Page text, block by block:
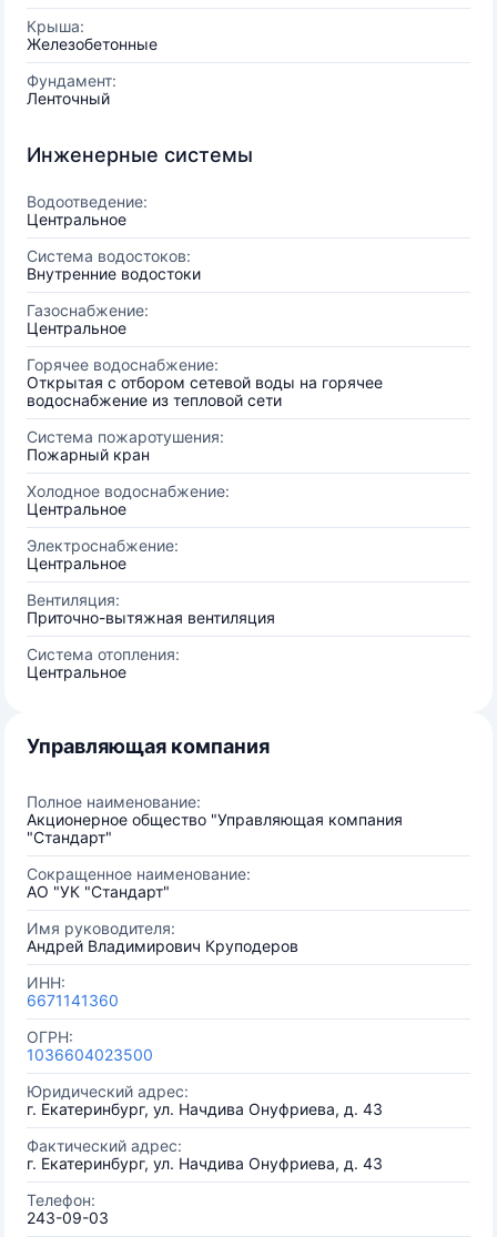
Крыша:
Железобетонные
Фундамент:
Ленточный
Инженерные системы
Водоотведение:
Центральное
Система водостоков:
Внутренние водостоки
Газоснабжение:
Центральное
Горячее водоснабжение:
Открытая с отбором сетевой воды на горячее
водоснабжение из тепловой сети
Система пожаротушения:
Пожарный кран
Холодное водоснабжение:
Центральное
Электроснабжение:
Центральное
Вентиляция:
Приточно-вытяжная вентиляция
Система отопления:
Центральное
Управляющая компания
Полное наименование:
Акционерное общество "Управляющая компания
"Стандарт"
Сокращенное наименование:
АО "УК "Стандарт"
Имя руководителя:
Андрей Владимирович Круподеров
ИНН:
6671141360
ОГРН:
1036604023500
Юридический адрес:
г. Екатеринбург, ул. Начдива Онуфриева, д. 43
Фактический адрес:
г. Екатеринбург, ул. Начдива Онуфриева, д. 43
Телефон:
243-09-03